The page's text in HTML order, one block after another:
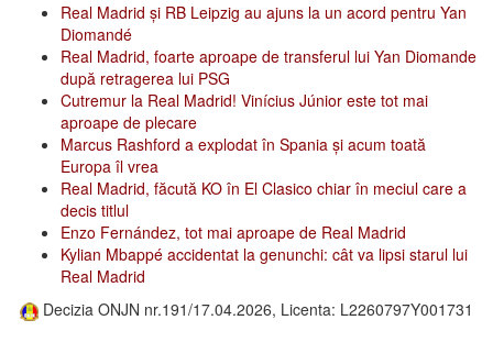
Real Madrid și RB Leipzig au ajuns la un acord pentru Yan
Diomandé
Real Madrid, foarte aproape de transferul lui Yan Diomande
după retragerea lui PSG
Cutremur la Real Madrid! Vinícius Júnior este tot mai
aproape de plecare
Marcus Rashford a explodat în Spania și acum toată
Europa îl vrea
Real Madrid, făcută KO în El Clasico chiar în meciul care a
decis titlul
Enzo Fernández, tot mai aproape de Real Madrid
Kylian Mbappé accidentat la genunchi: cât va lipsi starul lui
Real Madrid
Decizia ONJN nr.191/17.04.2026, Licenta: L2260797Y001731